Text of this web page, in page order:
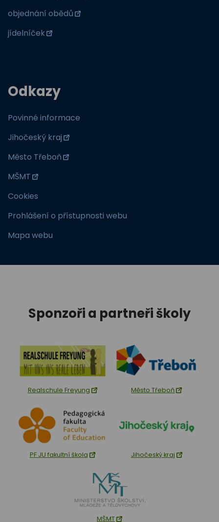
objednání obědů
jídelníček
Odkazy
Povinné informace
Jihočeský kraj
Město Třeboň
MŠMT
Cookies
Prohlášení o přístupnosti webu
Mapa webu
Sponzoři a partneři školy
Realschule Freyung Město Třeboň
PF JU fakultní škola Jihočeský kraj
MŠMT